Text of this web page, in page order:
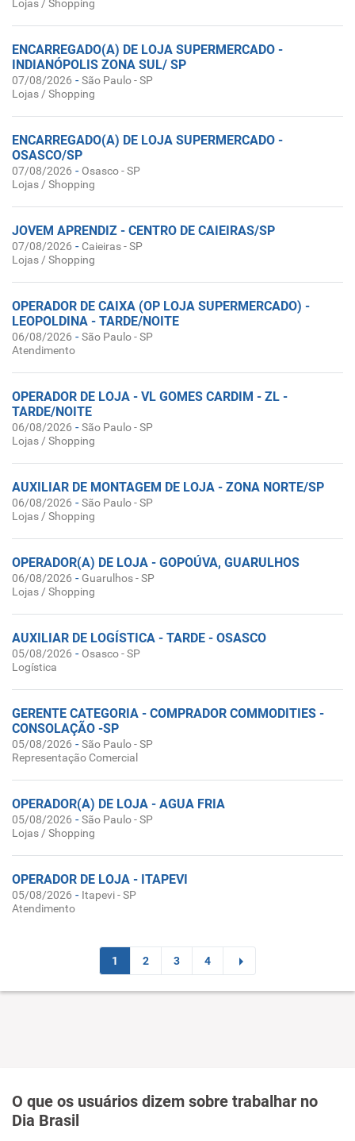
Lojas / Shopping
ENCARREGADO(A) DE LOJA SUPERMERCADO -
INDIANÓPOLIS ZONA SUL/ SP
07/08/2026 -São Paulo - SP
Lojas / Shopping
ENCARREGADO(A) DE LOJA SUPERMERCADO -
OSASCO/SP
07/08/2026 - Osasco - SP
Lojas / Shopping
JOVEM APRENDIZ - CENTRO DE CAIEIRAS/SP
07/08/2026 - Caieiras - SP
Lojas / Shopping
OPERADOR DE CAIXA (OP LOJA SUPERMERCADO) -
LEOPOLDINA - TARDE/NOITE
06/08/2026 -São Paulo - SP
Atendimento
OPERADOR DE LOJA - VL GOMES CARDIM - ZL -
TARDE/NOITE
06/08/2026 -São Paulo - SP
Lojas / Shopping
AUXILIAR DE MONTAGEM DE LOJA - ZONA NORTE/SP
06/08/2026 -São Paulo - SP
Lojas / Shopping
OPERADOR(A) DE LOJA - GOPOÚVA, GUARULHOS
06/08/2026 - Guarulhos - SP
Lojas / Shopping
AUXILIAR DE LOGÍSTICA - TARDE - OSASCO
05/08/2026 - Osasco - SP
Logística
GERENTE CATEGORIA - COMPRADOR COMMODITIES -
CONSOLAÇÃO -SP
05/08/2026 -São Paulo - SP
Representação Comercial
OPERADOR(A) DE LOJA - AGUA FRIA
05/08/2026 -São Paulo - SP
Lojas / Shopping
OPERADOR DE LOJA - ITAPEVI
05/08/2026 - Itapevi - SP
Atendimento
1 2 3 4
O que os usuários dizem sobre trabalhar no
Dia Brasil